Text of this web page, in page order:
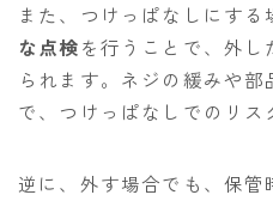
また、つけっぱなしにす
な点検を行うことで、外
られます。ネジの緩みや
で、つけっぱなしでのリス
逆に、外す場合でも、保